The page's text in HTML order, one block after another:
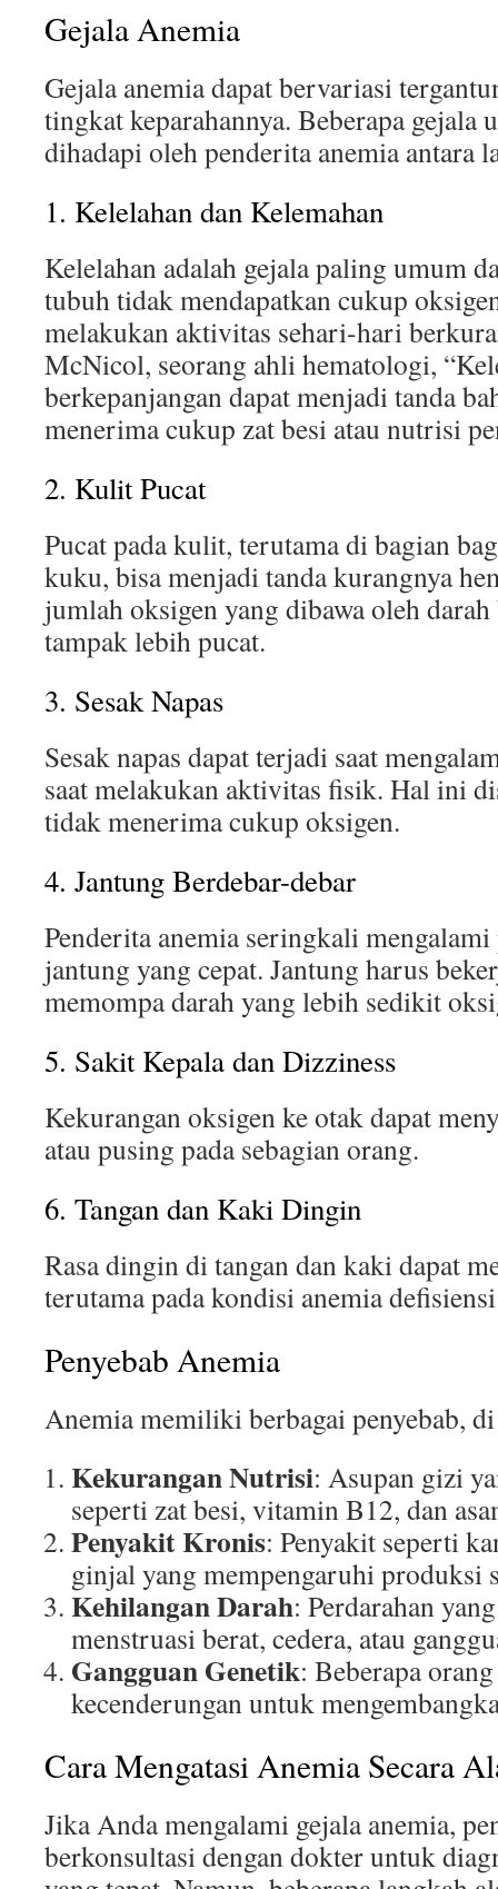
Gejala Anemia
Gejala anemia dapat bervariasi
tingkat keparahannya. Beberapa gejala
dihadapi oleh penderita anemia antara
1. Kelelahan dan Kelemahan
Kelelahan adalah gejala paling umum
tubuh tidak mendapatkan cukup
melakukan aktivitas sehari-hari
McNicol, seorang ahli hematologi,
berkepanjangan dapat menjadi tanda
menerima cukup zat besi atau nutrisi
2. Kulit Pucat
Pucat pada kulit, terutama di bagian
kuku, bisa menjadi tanda kurangnya
jumlah oksigen yang dibawa oleh
tampak lebih pucat.
3. Sesak Napas
Sesak napas dapat terjadi saat
saat melakukan aktivitas fisik. Hal ini
tidak menerima cukup oksigen.
4. Jantung Berdebar-debar
Penderita anemia seringkali
jantung yang cepat. Jantung harus
memompa darah yang lebih sedikit
5. Sakit Kepala dan Dizziness
Kekurangan oksigen ke otak dapat
atau pusing pada sebagian orang.
6. Tangan dan Kaki Dingin
Rasa dingin di tangan dan kaki dapat
terutama pada kondisi anemia
Penyebab Anemia
Anemia memiliki berbagai penyebab,
Kekurangan Nutrisi: Asupan gizi
seperti zat besi, vitamin B12, dan
Penyakit Kronis: Penyakit seperti
ginjal yang mempengaruhi produksi
Kehilangan Darah: Perdarahan
menstruasi berat, cedera, atau
Gangguan Genetik: Beberapa
kecenderungan untuk
Cara Mengatasi Anemia Secara
Jika Anda mengalami gejala anemia,
berkonsultasi dengan dokter untuk